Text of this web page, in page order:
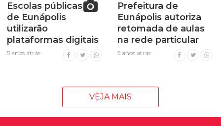
Escolas públicas
de Eunápolis
utilizarão
plataformas digitais
5 anos atrás
Prefeitura de
Eunápolis autoriza
retomada de aulas
na rede particular
5 anos atrás
VEJA MAIS